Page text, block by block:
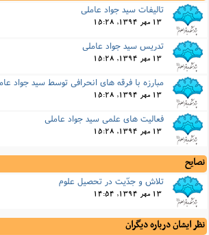
تالیفات سید جواد عاملی
13 مهر 1394, 15:28
تدریس سید جواد عاملی
13 مهر 1394, 15:28
مبارزه با فرقه های انحرافی توسط سید جواد
13 مهر 1394, 15:28
فعالیت های علمی سید جواد عاملی
13 مهر 1394, 15:28
نصایح
تلاش و جدّیت در تحصیل علوم
13 مهر 1394, 14:54
نظر ایشان درباره دیگران